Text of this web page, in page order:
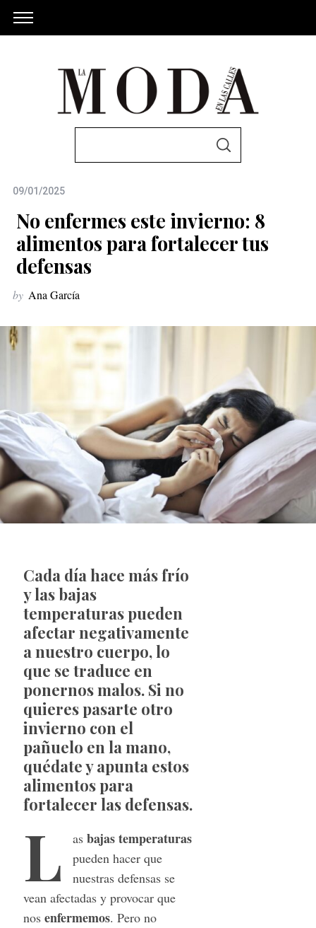
c
h
f
o
r
S
09/01/2025
No enfermes este invierno: 8
alimentos para fortalecer tus
defensas
by Ana García
Cada día hace más frío
y las bajas
temperaturas pueden
afectar negativamente
a nuestro cuerpo, lo
que se traduce en
ponernos malos. Si no
quieres pasarte otro
invierno con el
pañuelo en la mano,
quédate y apunta estos
alimentos para
fortalecer las defensas.
L as bajas temperaturas
pueden hacer que
nuestras defensas se
vean afectadas y provocar que
nos enfermemos. Pero no